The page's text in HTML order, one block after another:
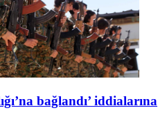
bağlandı’ iddialarına